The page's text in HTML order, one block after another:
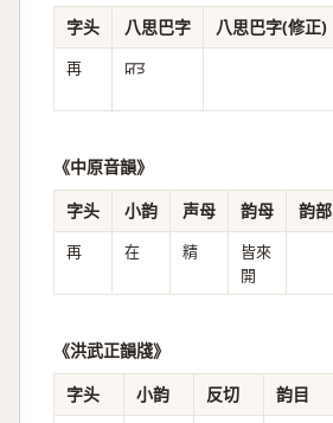
字头
八思巴字 八思巴字(修正)
再 ꡒꡭ
《中原音韻》
字头
小韵 声母 韵母 韵部
再 在 精
皆來
開
《洪武正韻牋》
字头
小韵 反切 韵目